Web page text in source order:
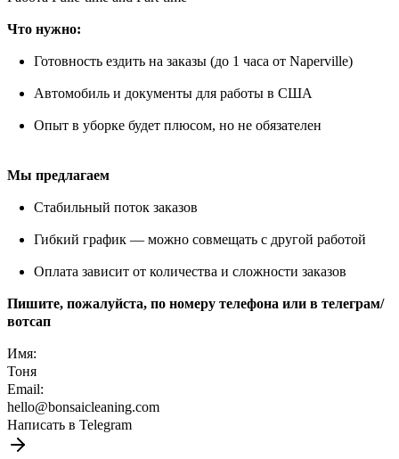
Что нужно:
Готовность ездить на заказы (до 1 часа от Naperville)
Автомобиль и документы для работы в США
Опыт в уборке будет плюсом, но не обязателен
Мы предлагаем
Стабильный поток заказов
Гибкий график — можно совмещать с другой работой
Оплата зависит от количества и сложности заказов
Пишите, пожалуйста, по номеру телефона или в телеграм/
вотсап
Имя:
Тоня
Email:
hello@bonsaicleaning.com
Написать в Telegram